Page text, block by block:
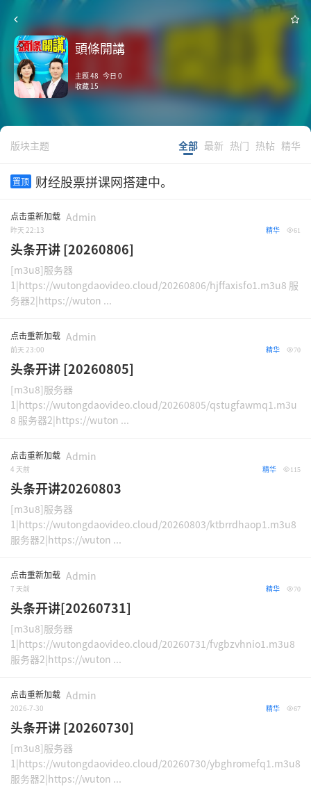
頭條開講
主题 48 今日 0
收藏 15
版块主题 全部 最新 热门 热帖 精华
置顶 财经股票拼课网搭建中。
点击重新加载 Admin
昨天 22:13 61
精华
头条开讲 [20260806]
[m3u8]服务器
1|https://wutongdaovideo.cloud/20260806/hjffaxisfo1.m3u8 服
务器2|https://wuton ...
点击重新加载 Admin
前天 23:00 70
精华
头条开讲 [20260805]
[m3u8]服务器
1|https://wutongdaovideo.cloud/20260805/qstugfawmq1.m3u
8 服务器2|https://wuton ...
点击重新加载 Admin
4 天前 115
精华
头条开讲20260803
[m3u8]服务器
1|https://wutongdaovideo.cloud/20260803/ktbrrdhaop1.m3u8
服务器2|https://wuton ...
点击重新加载 Admin
7 天前 70
精华
头条开讲[20260731]
[m3u8]服务器
1|https://wutongdaovideo.cloud/20260731/fvgbzvhnio1.m3u8
服务器2|https://wuton ...
点击重新加载 Admin
2026-7-30 67
精华
头条开讲 [20260730]
[m3u8]服务器
1|https://wutongdaovideo.cloud/20260730/ybghromefq1.m3u8
服务器2|https://wuton ...